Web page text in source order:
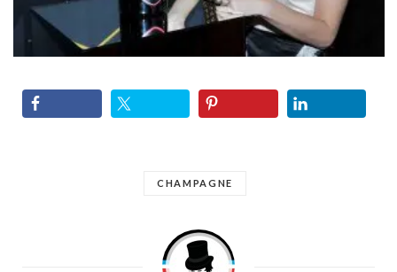
CHAMPAGNE